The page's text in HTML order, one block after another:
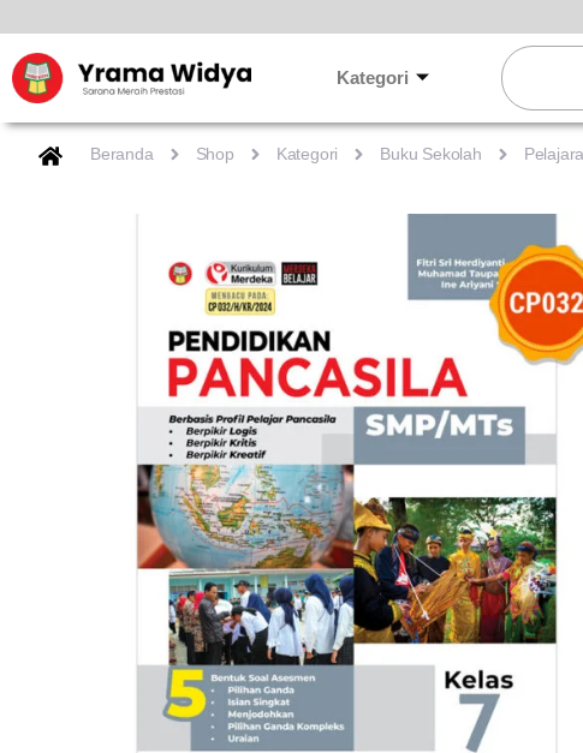
konten
Kategori
Search
Beranda Shop Kategori Buku Sekolah